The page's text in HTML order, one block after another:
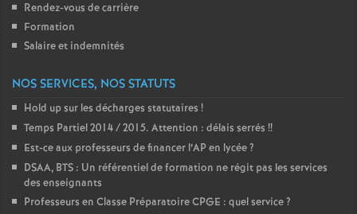
Rendez-vous de carrière
Formation
Salaire et indemnités
NOS SERVICES, NOS STATUTS
Hold up sur les décharges statutaires !
Temps Partiel 2014 / 2015. Attention : délais serrés !!
Est-ce aux professeurs de financer l’AP en lycée?
DSAA, BTS : Un référentiel de formation ne régit pas les services
des enseignants
Professeurs en Classe Préparatoire CPGE : quel service?